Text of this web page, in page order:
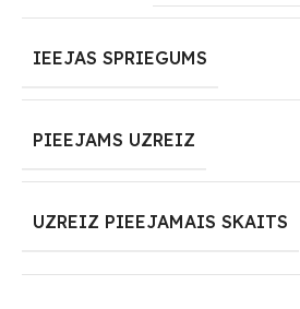
IEEJAS SPRIEGUMS
PIEEJAMS UZREIZ
UZREIZ PIEEJAMAIS SKAITS